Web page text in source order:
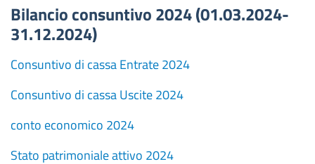
Bilancio consuntivo 2024 (01.03.2024-
31.12.2024)
Consuntivo di cassa Entrate 2024
Consuntivo di cassa Uscite 2024
conto economico 2024
Stato patrimoniale attivo 2024